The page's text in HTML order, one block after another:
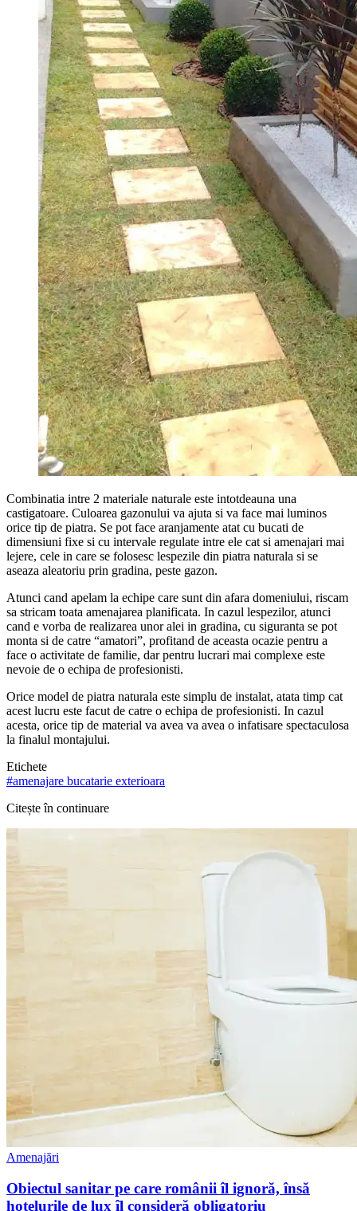
Combinatia intre 2 materiale naturale este intotdeauna una
castigatoare. Culoarea gazonului va ajuta si va face mai luminos
orice tip de piatra. Se pot face aranjamente atat cu bucati de
dimensiuni fixe si cu intervale regulate intre ele cat si amenajari mai
lejere, cele in care se folosesc lespezile din piatra naturala si se
aseaza aleatoriu prin gradina, peste gazon.
Atunci cand apelam la echipe care sunt din afara domeniului, riscam
sa stricam toata amenajarea planificata. In cazul lespezilor, atunci
cand e vorba de realizarea unor alei in gradina, cu siguranta se pot
monta si de catre “amatori”, profitand de aceasta ocazie pentru a
face o activitate de familie, dar pentru lucrari mai complexe este
nevoie de o echipa de profesionisti.
Orice model de piatra naturala este simplu de instalat, atata timp cat
acest lucru este facut de catre o echipa de profesionisti. In cazul
acesta, orice tip de material va avea va avea o infatisare spectaculosa
la finalul montajului.
Etichete
#amenajare bucatarie exterioara
Citește în continuare
Amenajări
Obiectul sanitar pe care românii îl ignoră, însă
hotelurile de lux îl consideră obligatoriu